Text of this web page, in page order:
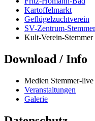
Kartoffelmarkt
Geflügelzuchtverein
SV-Zentrum-Stemmer
Kult-Verein-Stemmer
Download / Info
Medien Stemmer-live
Veranstaltungen
Galerie